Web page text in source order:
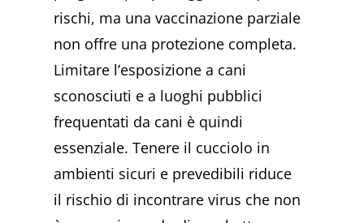
rischi, ma una vaccinazione parziale
non offre una protezione completa.
Limitare l’esposizione a cani
sconosciuti e a luoghi pubblici
frequentati da cani è quindi
essenziale. Tenere il cucciolo in
ambienti sicuri e prevedibili riduce
il rischio di incontrare virus che non